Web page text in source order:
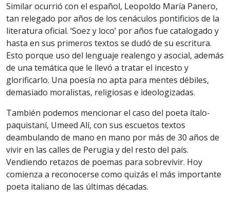
Similar ocurrió con el español, Leopoldo María Panero,
tan relegado por años de los cenáculos pontificios de la
literatura oficial. ‘Soez y loco’ por años fue catalogado y
hasta en sus primeros textos se dudó de su escritura.
Esto porque uso del lenguaje realengo y asocial, además
de una temática que le llevó a tratar el incesto y
glorificarlo. Una poesía no apta para mentes débiles,
demasiado moralistas, religiosas e ideologizadas.
También podemos mencionar el caso del poeta ítalo-
paquistaní, Umeed Alí, con sus escuetos textos
deambulando de mano en mano por más de 30 años de
vivir en las calles de Perugia y del resto del país.
Vendiendo retazos de poemas para sobrevivir. Hoy
comienza a reconocerse como quizás el más importante
poeta italiano de las últimas décadas.